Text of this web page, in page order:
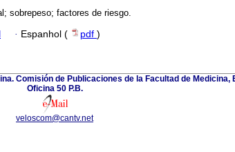
sobrepeso; factores de riesgo.
· Espanhol ( pdf )
Comisión de Publicaciones de la Facultad de Medicina,
Oficina 50 P.B.
veloscom@cantv.net